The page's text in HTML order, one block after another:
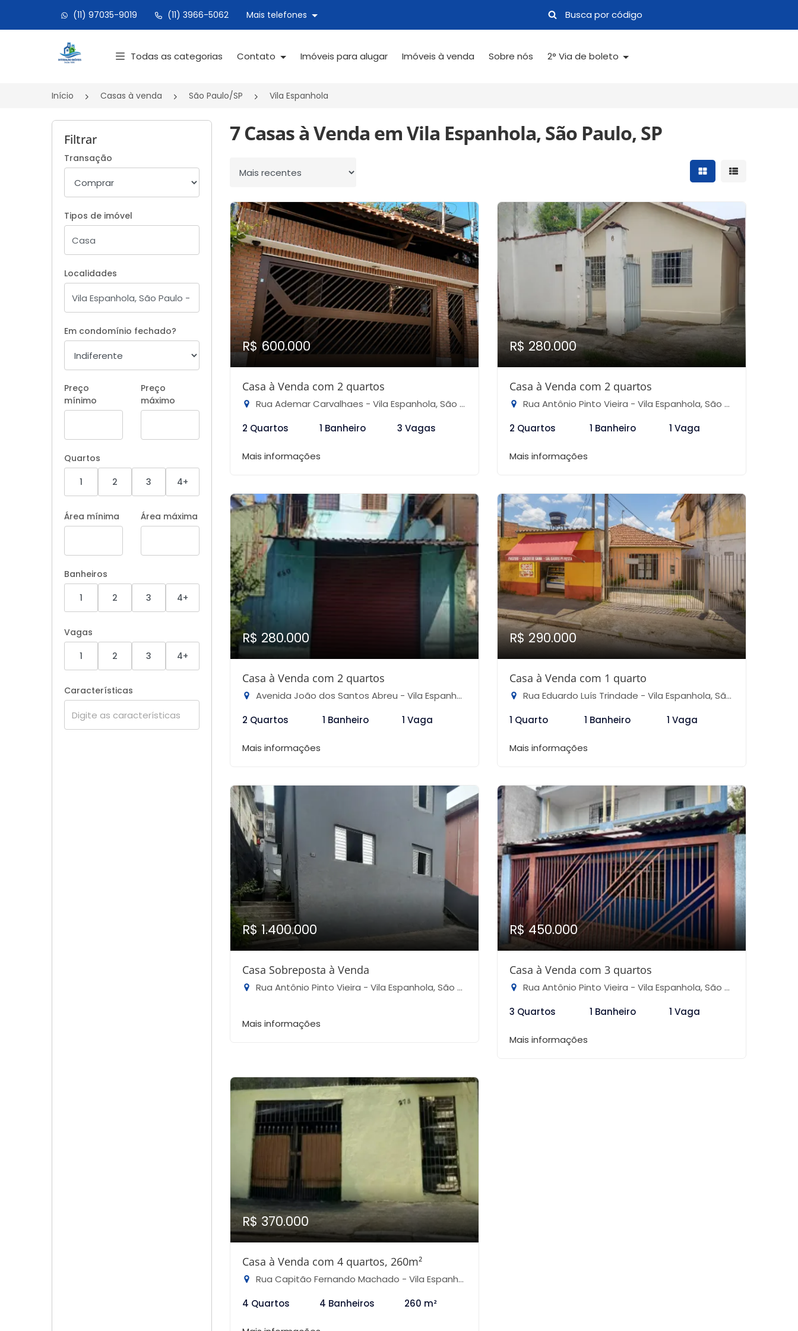
(11) 97035-9019 (11) 3966-5062 Mais telefones
Página inicial
Todas as categorias Contato Imóveis para alugar Imóveis à venda Sobre nós 2° Via de boleto
Início Casas à venda São Paulo/SP Vila Espanhola
Filtrar
Transação
Tipos de imóvel
Localidades
Em condomínio fechado?
Preço
mínimo
Preço
máximo
Quartos
1
2 3 4+
Área mínima Área máxima
Banheiros
1
2 3 4+
Vagas
1
2 3 4+
Características
7 Casas à Venda em Vila Espanhola, São Paulo, SP
Ordenar por Mostrar resultados
Mostrar
R$ 600.000
Casa à Venda com 2 quartos
Rua Ademar Carvalhaes - Vila Espanhola, São Paulo-SP
2 Quartos
1 Banheiro 3 Vagas
Mais informações
R$ 280.000
Casa à Venda com 2 quartos
Rua Antônio Pinto Vieira - Vila Espanhola, São Paulo-SP
2 Quartos
1 Banheiro 1 Vaga
Mais informações
R$ 280.000
Casa à Venda com 2 quartos
Avenida João dos Santos Abreu - Vila Espanhola, São Paulo-SP
2 Quartos
1 Banheiro 1 Vaga
Mais informações
R$ 290.000
Casa à Venda com 1 quarto
Rua Eduardo Luís Trindade - Vila Espanhola, São Paulo-SP
1 Quarto
1 Banheiro 1 Vaga
Mais informações
R$ 1.400.000
Casa Sobreposta à Venda
Rua Antônio Pinto Vieira - Vila Espanhola, São Paulo-SP
Mais informações
R$ 450.000
Casa à Venda com 3 quartos
Rua Antônio Pinto Vieira - Vila Espanhola, São Paulo-SP
3 Quartos
1 Banheiro 1 Vaga
Mais informações
R$ 370.000
Casa à Venda com 4 quartos, 260m²
Rua Capitão Fernando Machado - Vila Espanhola, São Paulo-SP
4 Quartos
4 Banheiros 260 m²